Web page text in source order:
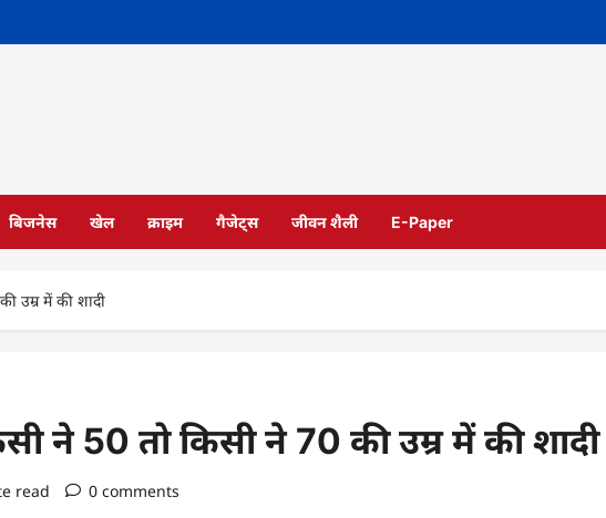
बिजनेस खेल क्राइम गैजेट्स जीवन शैली E-Paper
उम्र में की शादी
ने 50 तो किसी ने 70 की उम्र में की शादी
read 0 comments